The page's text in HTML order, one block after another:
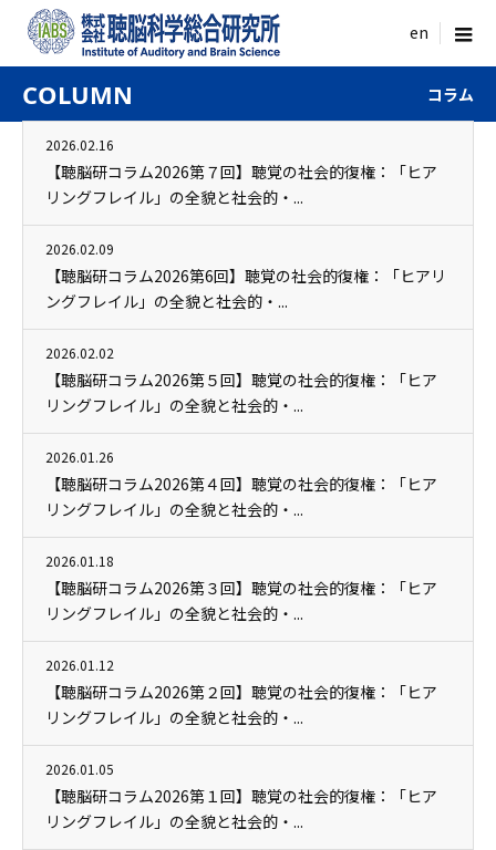
menu
COLUMN コラム
2026.02.16
【聴脳研コラム2026第７回】聴覚の社会的復権：「ヒア
リングフレイル」の全貌と社会的・...
2026.02.09
【聴脳研コラム2026第6回】聴覚の社会的復権：「ヒアリ
ングフレイル」の全貌と社会的・...
2026.02.02
【聴脳研コラム2026第５回】聴覚の社会的復権：「ヒア
リングフレイル」の全貌と社会的・...
2026.01.26
【聴脳研コラム2026第４回】聴覚の社会的復権：「ヒア
リングフレイル」の全貌と社会的・...
2026.01.18
【聴脳研コラム2026第３回】聴覚の社会的復権：「ヒア
リングフレイル」の全貌と社会的・...
2026.01.12
【聴脳研コラム2026第２回】聴覚の社会的復権：「ヒア
リングフレイル」の全貌と社会的・...
2026.01.05
【聴脳研コラム2026第１回】聴覚の社会的復権：「ヒア
リングフレイル」の全貌と社会的・...